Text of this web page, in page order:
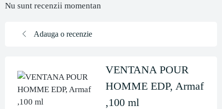
Nu sunt recenzii momentan
Adauga o recenzie
VENTANA POUR
HOMME EDP, Armaf
,100 ml